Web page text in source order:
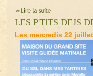
LES P'TITS DEJS
Les mercredis 22